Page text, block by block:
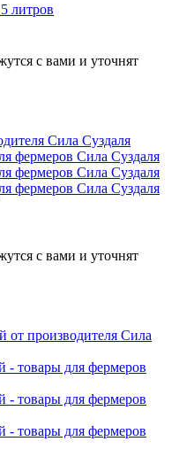
литров
с вами и уточнят
с вами и уточнят